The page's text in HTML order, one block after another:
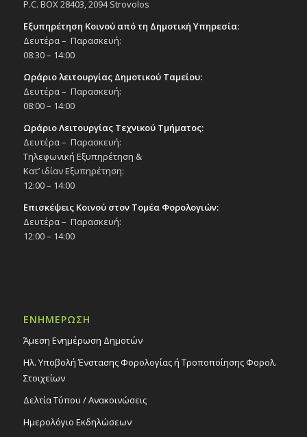
P.C. BOX 28403, 2094 Strovolos
Εξυπηρέτηση Κοινού από τη Δημοτική Υπηρεσία:
Δευτέρα – Παρασκευή:
08:30 – 14:00
Ωράριο λειτουργίας Δημοτικού Ταμείου:
Δευτέρα – Παρασκευή:
08:00 – 14:00
Ωράριο Λειτουργίας Τεχνικού Τμήματος:
Δευτέρα – Παρασκευή:
Τηλεφωνική Εξυπηρέτηση &
Κατ’ ιδίαν Εξυπηρέτηση:
12:00 – 14:00
Επισκέψεις Κοινού στον Τομέα Φορολογιών:
Δευτέρα – Παρασκευή:
12:00 – 14:00
ΕΝΗΜΕΡΩΣΗ
Άμεση Ενημέρωση Δημοτών
Ηλ. Υποβολή Ένστασης Φορολογίας ή Τροποποίησης Φορολ.
Στοιχείων
Δελτία Τύπου / Ανακοινώσεις
Ημερολόγιο Εκδηλώσεων